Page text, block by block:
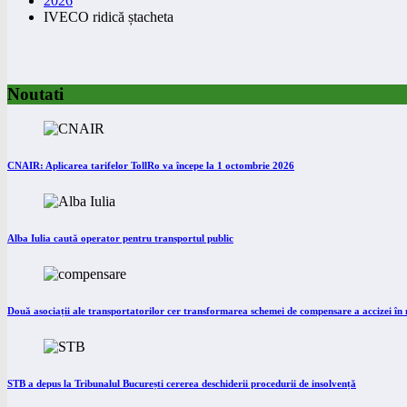
IVECO ridică ștacheta
Noutati
CNAIR: Aplicarea tarifelor TollRo va începe la 1 octombrie 2026
Alba Iulia caută operator pentru transportul public
Două asociații ale transportatorilor cer transformarea schemei de compensare a accizei în
STB a depus la Tribunalul București cererea deschiderii procedurii de insolvență